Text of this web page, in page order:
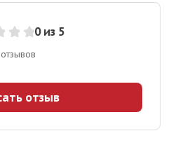
0 из 5
отзывов
отзыв